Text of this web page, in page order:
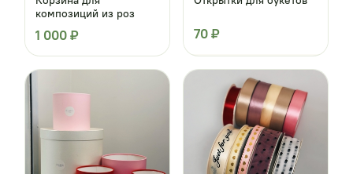
композиций из роз
1 000 ₽ 70 ₽